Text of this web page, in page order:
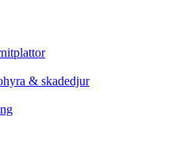
& skadedjur